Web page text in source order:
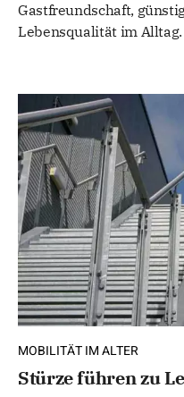
Gastfreundschaft,
Lebensqualität im Alltag.
MOBILITÄT IM ALTER
Stürze führen zu